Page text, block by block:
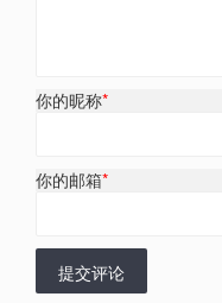
你的昵称*
你的邮箱*
提交评论